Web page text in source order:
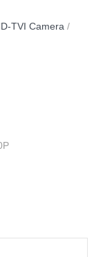
TVI Camera /